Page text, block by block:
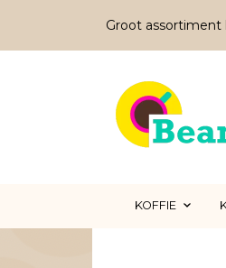
Groot
KOFFIE